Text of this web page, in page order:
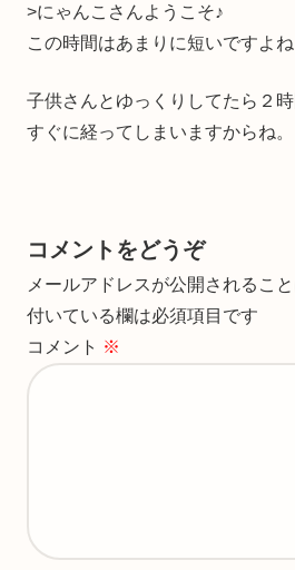
>にゃんこさんようこそ♪
この時間はあまりに短いですよね
子供さんとゆっくりしてたら２
すぐに経ってしまいますからね。
コメントをどうぞ
メールアドレスが公開されること
付いている欄は必須項目です
コメント ※